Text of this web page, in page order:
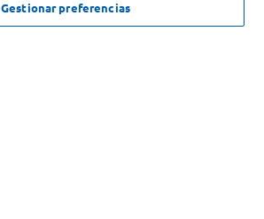
ENVIAR
Gestionar preferencias